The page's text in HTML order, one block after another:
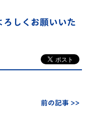
しくお願いいた
前の記事 >>